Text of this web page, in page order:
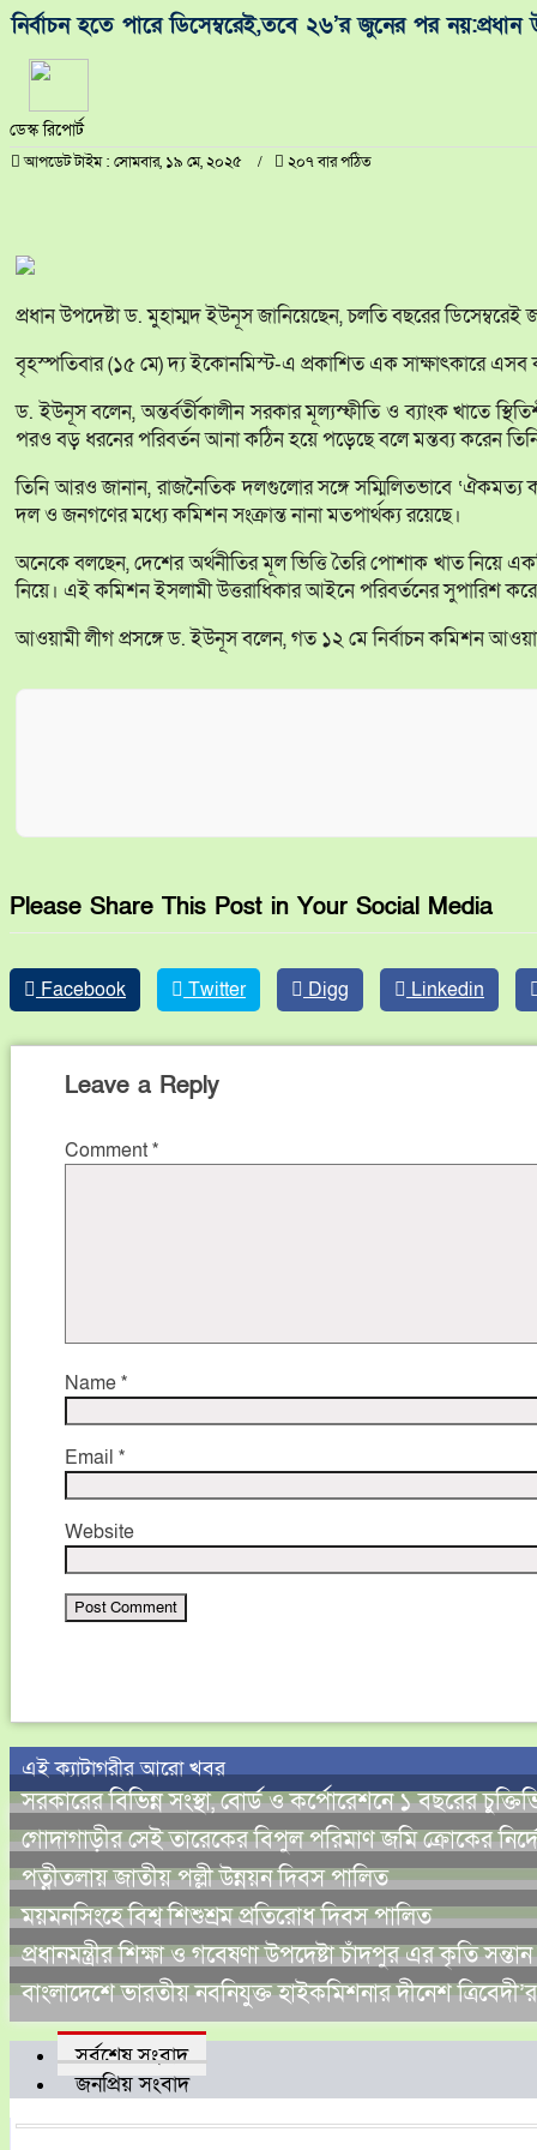
নির্বাচন হতে পারে ডিসেম্বরেই,তবে ২৬’র জুনের পর নয়:প্রধান
ডেস্ক রিপোর্ট
আপডেট টাইম : সোমবার, ১৯ মে, ২০২৫ ২০৭ বার পঠিত
প্রধান উপদেষ্টা ড. মুহাম্মদ ইউনূস জানিয়েছেন, চলতি বছরের
বৃহস্পতিবার (১৫ মে) দ্য ইকোনমিস্ট-এ প্রকাশিত এক সাক্ষাৎকারে এসব
ড. ইউনূস বলেন, অন্তর্বর্তীকালীন সরকার মূল্যস্ফীতি ও ব্যাংক খাতে
পরও বড় ধরনের পরিবর্তন আনা কঠিন হয়ে পড়েছে বলে মন্তব্য করেন
তিনি আরও জানান, রাজনৈতিক দলগুলোর সঙ্গে সম্মিলিতভাবে
দল ও জনগণের মধ্যে কমিশন সংক্রান্ত নানা মতপার্থক্য রয়েছে।
অনেকে বলছেন, দেশের অর্থনীতির মূল ভিত্তি তৈরি পোশাক খাত নিয়ে
নিয়ে। এই কমিশন ইসলামী উত্তরাধিকার আইনে পরিবর্তনের সুপারিশ
আওয়ামী লীগ প্রসঙ্গে ড. ইউনূস বলেন, গত ১২ মে নির্বাচন কমিশন
Please Share This Post in Your Social Media
Facebook Twitter Digg Linkedin
Leave a Reply
Comment*
Name*
Email *
Website
এই ক্যাটাগরীর আরো খবর
সরকারের বিভিন্ন সংস্থা, বোর্ড ও কর্পোরেশনে ১ বছরের
গোদাগাড়ীর সেই তারেকের বিপুল পরিমাণ জমি ক্রোকের
পত্নীতলায় জাতীয় পল্লী উন্নয়ন দিবস পালিত
ময়মনসিংহে বিশ্ব শিশুশ্রম প্রতিরোধ দিবস পালিত
প্রধানমন্ত্রীর শিক্ষা ও গবেষণা উপদেষ্টা চাঁদপুর এর কৃতি
বাংলাদেশে ভারতীয় নবনিযুক্ত হাইকমিশনার দীনেশ
সর্বশেষ সংবাদ
জনপ্রিয় সংবাদ